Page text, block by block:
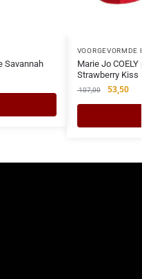
Savannah
VOORGEVORMDE
Marie Jo
Strawberry Kiss
107,00 53,50